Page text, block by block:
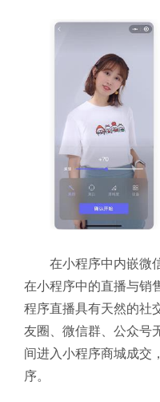
在小程序中内嵌微
在小程序中的直播与销
程序直播具有天然的社
友圈、微信群、公众号
间进入小程序商城成交
序。